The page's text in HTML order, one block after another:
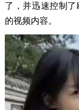
了，并迅速控制
的视频内容。